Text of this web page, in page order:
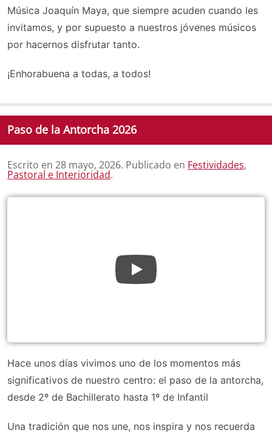
Música Joaquín Maya, que siempre acuden cuando les
invitamos, y por supuesto a nuestros jóvenes músicos
por hacernos disfrutar tanto.
¡Enhorabuena a todas, a todos!
Paso de la Antorcha 2026
Escrito en 28 mayo, 2026. Publicado en Festividades,
Pastoral e Interioridad.
Hace unos días vivimos uno de los momentos más
significativos de nuestro centro: el paso de la antorcha,
desde 2º de Bachillerato hasta 1º de Infantil
Una tradición que nos une, nos inspira y nos recuerda